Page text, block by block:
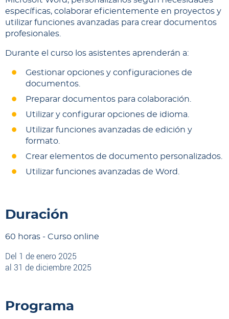
específicas, colaborar eficientemente en proyectos y
utilizar funciones avanzadas para crear documentos
profesionales.
Durante el curso los asistentes aprenderán a:
Gestionar opciones y configuraciones de
documentos.
Preparar documentos para colaboración.
Utilizar y configurar opciones de idioma.
Utilizar funciones avanzadas de edición y
formato.
Crear elementos de documento personalizados.
Utilizar funciones avanzadas de Word.
Duración
60 horas - Curso online
Del 1 de enero 2025
al 31 de diciembre 2025
Programa